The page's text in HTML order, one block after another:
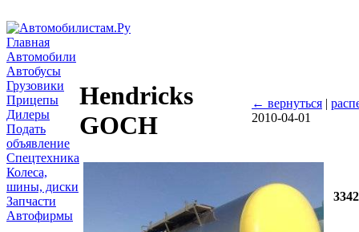
Главная
Автомобили
Автобусы
Грузовики
Прицепы
Дилеры
Подать
объявление
Спецтехника
Колеса,
шины, диски
Запчасти
Автофирмы
Hendricks
GOCH
← вернуться |
2010-04-01